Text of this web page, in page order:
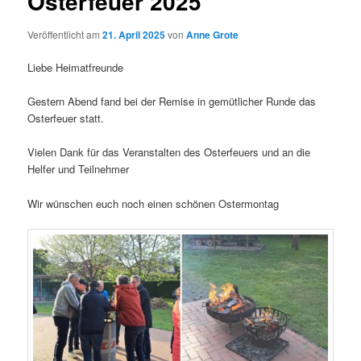
Veröffentlicht am21. April 2025vonAnne Grote
Liebe Heimatfreunde
Gestern Abend fand bei der Remise in gemütlicher Runde das
Osterfeuer statt.
Vielen Dank für das Veranstalten des Osterfeuers und an die
Helfer und Teilnehmer
Wir wünschen euch noch einen schönen Ostermontag